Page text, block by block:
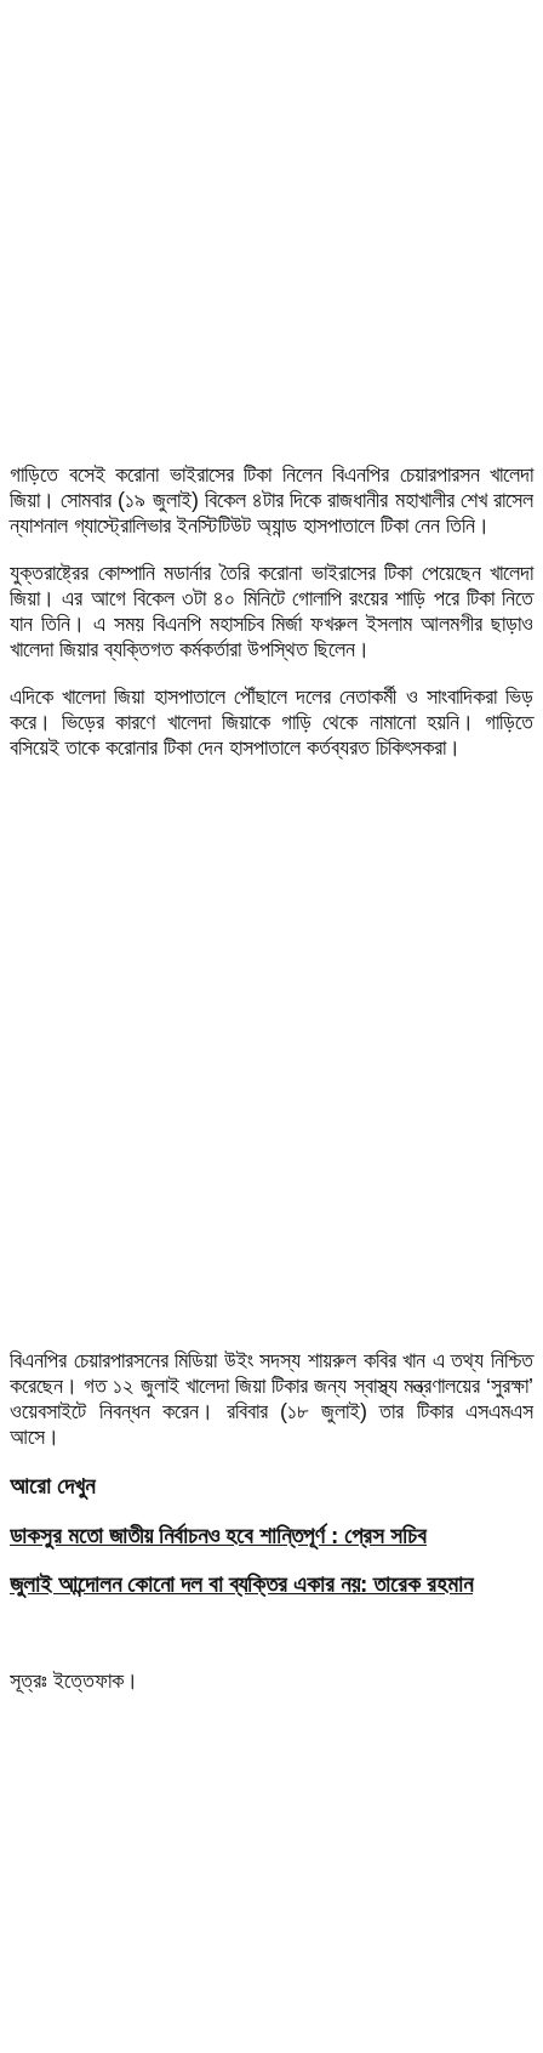
গাড়িতে বসেই করোনা ভাইরাসের টিকা নিলেন বিএনপির চেয়ারপারসন খালেদা
জিয়া। সোমবার (১৯ জুলাই) বিকেল ৪টার দিকে রাজধানীর মহাখালীর শেখ রাসেল
ন্যাশনাল গ্যাস্ট্রোলিভার ইনস্টিটিউট অ্যান্ড হাসপাতালে টিকা নেন তিনি।
যুক্তরাষ্ট্রের কোম্পানি মডার্নার তৈরি করোনা ভাইরাসের টিকা পেয়েছেন খালেদা
জিয়া। এর আগে বিকেল ৩টা ৪০ মিনিটে গোলাপি রংয়ের শাড়ি পরে টিকা নিতে
যান তিনি। এ সময় বিএনপি মহাসচিব মির্জা ফখরুল ইসলাম আলমগীর ছাড়াও
খালেদা জিয়ার ব্যক্তিগত কর্মকর্তারা উপস্থিত ছিলেন।
এদিকে খালেদা জিয়া হাসপাতালে পৌঁছালে দলের নেতাকর্মী ও সাংবাদিকরা ভিড়
করে। ভিড়ের কারণে খালেদা জিয়াকে গাড়ি থেকে নামানো হয়নি। গাড়িতে
বসিয়েই তাকে করোনার টিকা দেন হাসপাতালে কর্তব্যরত চিকিৎসকরা।
বিএনপির চেয়ারপারসনের মিডিয়া উইং সদস্য শায়রুল কবির খান এ তথ্য নিশ্চিত
করেছেন। গত ১২ জুলাই খালেদা জিয়া টিকার জন্য স্বাস্থ্য মন্ত্রণালয়ের ‘সুরক্ষা’
ওয়েবসাইটে নিবন্ধন করেন। রবিবার (১৮ জুলাই) তার টিকার এসএমএস
আসে।
আরো দেখুন
ডাকসুর মতো জাতীয় নির্বাচনও হবে শান্তিপূর্ণ : প্রেস সচিব
জুলাই আন্দোলন কোনো দল বা ব্যক্তির একার নয়: তারেক রহমান
সূত্রঃ ইত্তেফাক।